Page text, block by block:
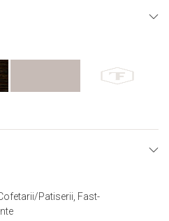
Patiserii, Fast-